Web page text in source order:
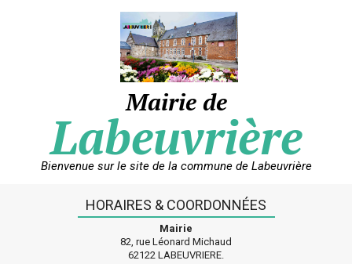
Mairie de
Labeuvrière
Bienvenue sur le site de la commune de Labeuvrière
HORAIRES & COORDONNÉES
Mairie
82, rue Léonard Michaud
62122 LABEUVRIERE.